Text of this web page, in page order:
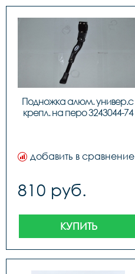
Подножка алюм. универ.с
крепл. на перо 3243044-74
добавить в сравнение
810 руб.
КУПИТЬ